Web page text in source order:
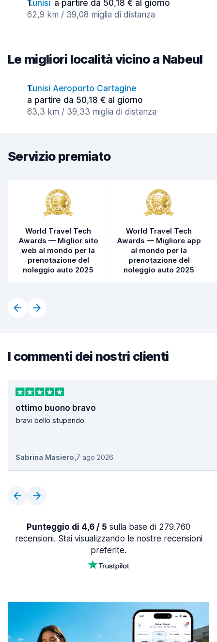
Tunisi a partire da 50,18 € al giorno
62,9 km / 39,08 miglia di distanza
Le migliori località vicino a Nabeul
Tunisi Aeroporto Cartagine
a partire da 50,18 € al giorno
63,3 km / 39,33 miglia di distanza
Servizio premiato
World Travel Tech
Awards — Miglior sito
web al mondo per la
prenotazione del
noleggio auto 2025
World Travel Tech
Awards — Migliore app
al mondo per la
prenotazione del
noleggio auto 2025
I commenti dei nostri clienti
ottimo buono bravo
bravi bello stupendo
Sabrina Masiero,7 ago 2026
Punteggio di 4,6 / 5 sulla base di 279.760
recensioni. Stai visualizzando le nostre recensioni
preferite.